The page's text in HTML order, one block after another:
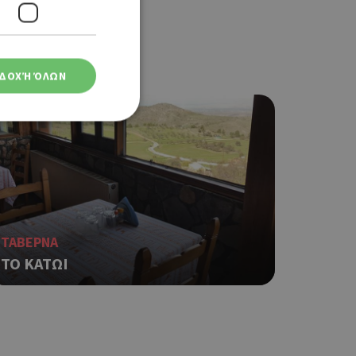
ΤΑΒΕΡΝΑ
ΤΟ ΚΑΤΩΙ
ΌΛΩΝ
λογαριασμού. Ο
Google